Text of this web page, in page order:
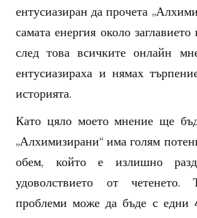
ентусиазиран да прочета
самата енергия около
след това всичките онлайн
ентусиазираха и нямах
историята.
Като цяло моето мнение ще
„Алхимизирани“ има голям
обем, който е излишно
удоволствието от
проблеми може да бъде с едни